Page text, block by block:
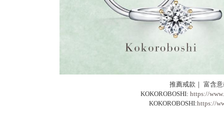
推薦戒款｜ 富含
KOKOROBOSHI: https://
KOKOROBOSHI:https://